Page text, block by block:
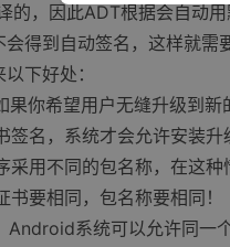
的，因此ADT根据会自动
得到自动签名，这样就需
下好处：
果你希望用户无缝升级到
签名，系统才会允许安装
采用不同的包名称，在这
要相同，包名称要相同！
Android系统可以允许同一